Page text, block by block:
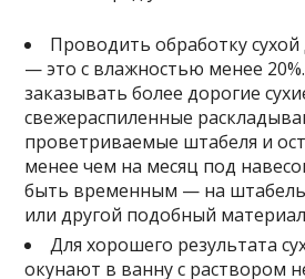
Проводить обработку сухой
— это с влажностью менее
заказывать более дорогие
свежераспиленные
проветриваемые штабеля и
менее чем на месяц под
быть временным — на
или другой подобный
Для хорошего результата
окунают в ванну с раствором